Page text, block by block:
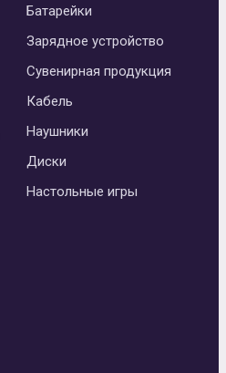
Батарейки
Зарядное устройство
Сувенирная продукция
Кабель
Наушники
Диски
Настольные игры